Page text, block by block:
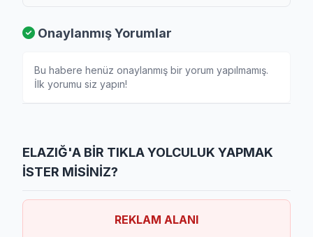
Onaylanmış Yorumlar
Bu habere henüz onaylanmış bir yorum yapılmamış.
İlk yorumu siz yapın!
ELAZIĞ'A BİR TIKLA YOLCULUK YAPMAK
İSTER MİSİNİZ?
REKLAM ALANI